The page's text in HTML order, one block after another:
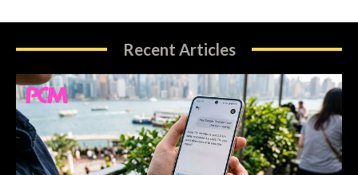
Recent Articles